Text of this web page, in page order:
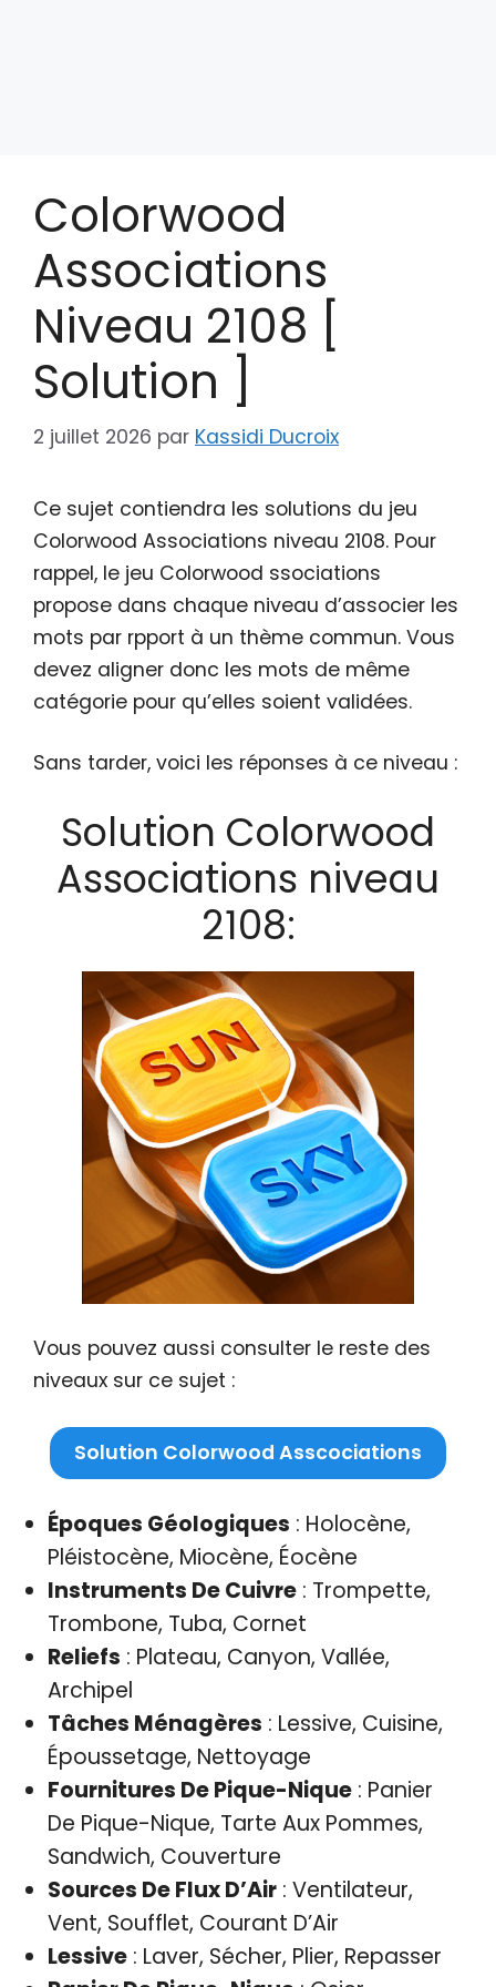
Colorwood
Associations
Niveau 2108 [
Solution ]
2 juillet 2026 par Kassidi Ducroix
Ce sujet contiendra les solutions du jeu
Colorwood Associations niveau 2108. Pour
rappel, le jeu Colorwood ssociations
propose dans chaque niveau d’associer les
mots par rpport à un thème commun. Vous
devez aligner donc les mots de même
catégorie pour qu’elles soient validées.
Sans tarder, voici les réponses à ce niveau :
Solution Colorwood
Associations niveau
2108:
Vous pouvez aussi consulter le reste des
niveaux sur ce sujet :
Solution Colorwood Asscociations
Époques Géologiques : Holocène,
Pléistocène, Miocène, Éocène
Instruments De Cuivre: Trompette,
Trombone, Tuba, Cornet
Reliefs : Plateau, Canyon, Vallée,
Archipel
Tâches Ménagères : Lessive, Cuisine,
Époussetage, Nettoyage
Fournitures De Pique-Nique: Panier
De Pique-Nique, Tarte Aux Pommes,
Sandwich, Couverture
Sources De Flux D’Air: Ventilateur,
Vent, Soufflet, Courant D’Air
Lessive: Laver, Sécher, Plier, Repasser